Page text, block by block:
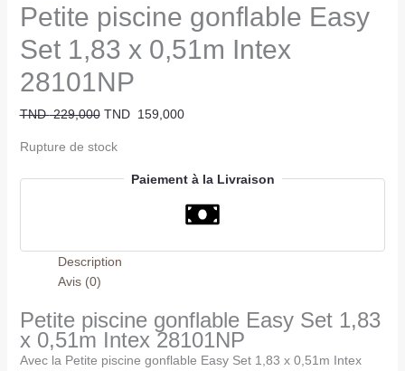
Petite piscine gonflable Easy
Set 1,83 x 0,51m Intex
28101NP
TND229,000 TND 159,000
Rupture de stock
Paiement à la Livraison
Description
Avis (0)
Petite piscine gonflable Easy Set 1,83
x 0,51m Intex 28101NP
Avec la Petite piscine gonflable Easy Set 1,83 x 0,51m Intex